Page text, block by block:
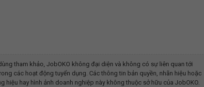
tham khảo, JobOKO không đại diện và không có sự liên quan tới
các hoạt động tuyển dụng. Các thông tin bản quyền, nhãn hiệu hoặc
hay hình ảnh doanh nghiệp này không thuộc sở hữu của JobOKO.